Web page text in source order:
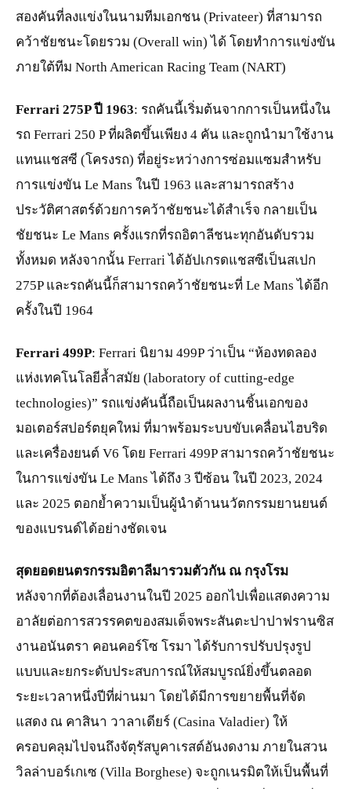
สองคันที่ลงแข่งในนามทีมเอกชน (Privateer) ที่สามารถ
คว้าชัยชนะโดยรวม (Overall win) ได้ โดยทำการแข่งขัน
ภายใต้ทีม North American Racing Team (NART)
Ferrari 275P ปี 1963: รถคันนี้เริ่มต้นจากการเป็นหนึ่งใน
รถ Ferrari 250 P ที่ผลิตขึ้นเพียง 4 คัน และถูกนำมาใช้งาน
แทนแชสซี (โครงรถ) ที่อยู่ระหว่างการซ่อมแซมสำหรับ
การแข่งขัน Le Mans ในปี 1963 และสามารถสร้าง
ประวัติศาสตร์ด้วยการคว้าชัยชนะได้สำเร็จ กลายเป็น
ชัยชนะ Le Mans ครั้งแรกที่รถอิตาลีชนะทุกอันดับรวม
ทั้งหมด หลังจากนั้น Ferrari ได้อัปเกรดแชสซีเป็นสเปก
275P และรถคันนี้ก็สามารถคว้าชัยชนะที่ Le Mans ได้อีก
ครั้งในปี 1964
Ferrari 499P: Ferrari นิยาม 499P ว่าเป็น “ห้องทดลอง
แห่งเทคโนโลยีล้ำสมัย (laboratory of cutting-edge
technologies)” รถแข่งคันนี้ถือเป็นผลงานชิ้นเอกของ
มอเตอร์สปอร์ตยุคใหม่ ที่มาพร้อมระบบขับเคลื่อนไฮบริด
และเครื่องยนต์ V6 โดย Ferrari 499P สามารถคว้าชัยชนะ
ในการแข่งขัน Le Mans ได้ถึง 3 ปีซ้อน ในปี 2023, 2024
และ 2025 ตอกย้ำความเป็นผู้นำด้านนวัตกรรมยานยนต์
ของแบรนด์ได้อย่างชัดเจน
สุดยอดยนตรกรรมอิตาลีมารวมตัวกัน ณ กรุงโรม
หลังจากที่ต้องเลื่อนงานในปี 2025 ออกไปเพื่อแสดงความ
อาลัยต่อการสวรรคตของสมเด็จพระสันตะปาปาฟรานซิส
งานอนันตรา คอนคอร์โซ โรมา ได้รับการปรับปรุงรูป
แบบและยกระดับประสบการณ์ให้สมบูรณ์ยิ่งขึ้นตลอด
ระยะเวลาหนึ่งปีที่ผ่านมา โดยได้มีการขยายพื้นที่จัด
แสดง ณ คาสินา วาลาเดียร์ (Casina Valadier) ให้
ครอบคลุมไปจนถึงจัตุรัสบูคาเรสต์อันงดงาม ภายในสวน
วิลล่าบอร์เกเซ (Villa Borghese) จะถูกเนรมิตให้เป็นพื้นที่